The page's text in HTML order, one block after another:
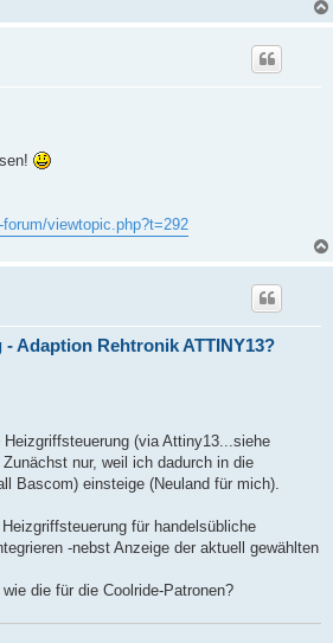
viewtopic.php?t=292
Adaption Rehtronik ATTINY13?
(via Attiny13...siehe
nur, weil ich dadurch in die
Bascom) einsteige (Neuland für mich).
für handelsübliche
-nebst Anzeige der aktuell gewählten
die für die Coolride-Patronen?